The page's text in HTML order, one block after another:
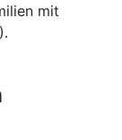
mit